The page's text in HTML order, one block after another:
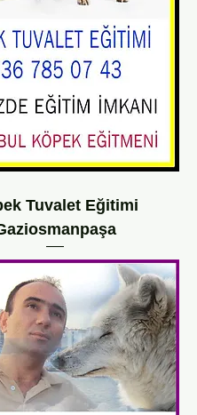
Tuvalet Eğitimi